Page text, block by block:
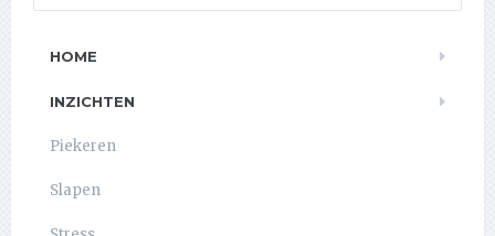
HOME
INZICHTEN
Piekeren
Slapen